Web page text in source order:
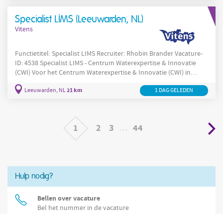
in een
Specialist LIMS (Leeuwarden, NL)
Vitens
Functietitel: Specialist LIMS Recruiter: Rhobin Brander Vacature-
ID: 4538 Specialist LIMS - Centrum Waterexpertise & Innovatie
(CWI) Voor het Centrum Waterexpertise & Innovatie (CWI) in
Leeuwarden zijn wij op zoek naar een Specialist LIMS. In deze rol
ben jij dé expert op het gebied van ons Laboratorium Informatie
Leeuwarden, NL21 km 1 DAG GELEDEN
1 2 3 44
Hulp nodig?
Bellen over vacature
Bel het nummer in de vacature